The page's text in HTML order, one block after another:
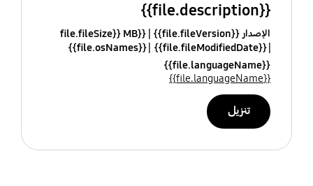
{{file.description}}
الإصدار {{file.fileVersion}}
{{file.fileSize}} MB
{{file.fileModifiedDate}}
{{file.osNames}}
{{file.languageName}}
{{file.languageName}}
تنزيل